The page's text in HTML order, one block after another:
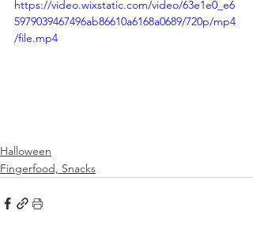
https://video.wixstatic.com/video/63e1e0_e6
5979039467496ab86610a6168a0689/720p/mp4
/file.mp4
Halloween
Fingerfood, Snacks